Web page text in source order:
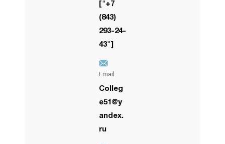
["+7
(843)
293-24-
43"]
Email
Colleg
e51@y
andex.
ru